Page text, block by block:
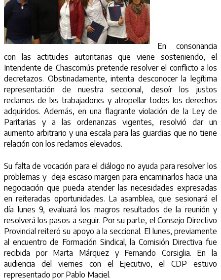
En consonancia
con las actitudes autoritarias que viene sosteniendo, el
Intendente de Chascomús pretende resolver el conflicto a los
decretazos. Obstinadamente, intenta desconocer la legítima
representación de nuestra seccional, desoír los justos
reclamos de lxs trabajadorxs y atropellar todos los derechos
adquiridos. Además, en una flagrante violación de la Ley de
Paritarias y a las ordenanzas vigentes, resolvió dar un
aumento arbitrario y una escala para las guardias que no tiene
relación con los reclamos elevados.
Su falta de vocación para el diálogo no ayuda para resolver los
problemas y deja escaso margen para encaminarlos hacia una
negociación que pueda atender las necesidades expresadas
en reiteradas oportunidades. La asamblea, que sesionará el
día lunes 9, evaluará los magros resultados de la reunión y
resolverá los pasos a seguir. Por su parte, el Consejo Directivo
Provincial reiteró su apoyo a la seccional. El lunes, previamente
al encuentro de Formación Sindical, la Comisión Directiva fue
recibida por Marta Márquez y Fernando Corsiglia. En la
audiencia del viernes con el Ejecutivo, el CDP estuvo
representado por Pablo Maciel.